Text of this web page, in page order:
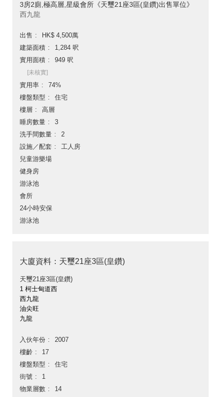
3房2廁,極高層,星級會所《天璽21座3區(皇鑽)出售單位》
西九龍
出售
HK$ 4,500萬
建築面積
1,284 呎
實用面積
949 呎
[未核實]
實用率
74%
樓盤類型
住宅
樓層
高層
睡房數量
3
洗手間數量
2
設施／配套
工人房
兒童游樂場
健身房
游泳池
會所
24小時安保
游泳池
大廈資料：天璽21座3區(皇鑽)
天璽21座3區(皇鑽)
1 柯士甸道西
西九龍
油尖旺
九龍
入伙年份
2007
樓齡
17
樓盤類型
住宅
街號
1
物業層數
14